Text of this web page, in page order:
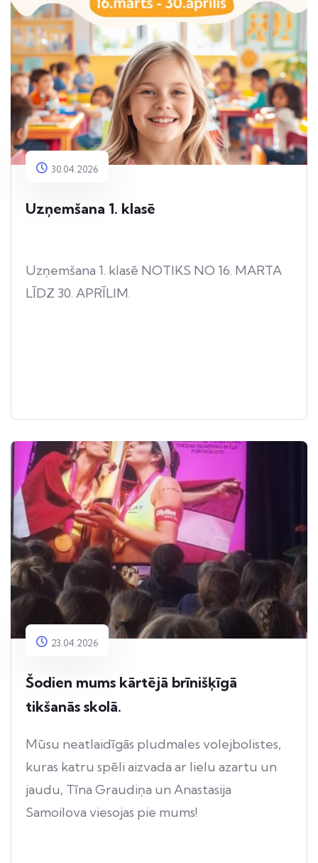
30.04.2026
Uzņemšana 1. klasē
Uzņemšana 1. klasē NOTIKS NO 16. MARTA
LĪDZ 30. APRĪLIM.
23.04.2026
Šodien mums kārtējā brīnišķīgā
tikšanās skolā.
Mūsu neatlaidīgās pludmales volejbolistes,
kuras katru spēli aizvada ar lielu azartu un
jaudu, Tīna Graudiņa un Anastasija
Samoilova viesojas pie mums!